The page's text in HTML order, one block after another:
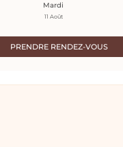
PRENDRE RENDEZ-VOUS
Mardi
11 Août